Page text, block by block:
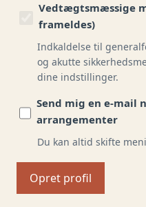
Vedtægtsmæssige
frameldes)
Indkaldelse til
og akutte
dine indstillinger.
Send mig en e-mail
arrangementer
Du kan altid skifte
Opret profil